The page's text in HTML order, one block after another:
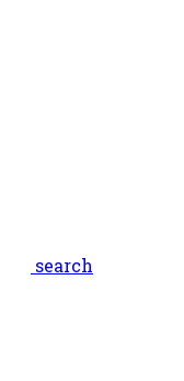
search